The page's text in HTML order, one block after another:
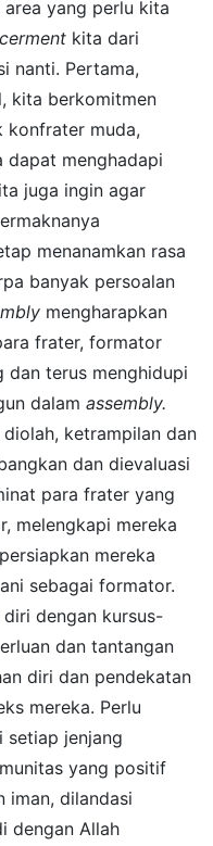
yang perlu kita
kita dari
nanti. Pertama,
kita berkomitmen
konfrater muda,
dapat menghadapi
juga ingin agar
menanamkan rasa
banyak persoalan
mengharapkan
frater, formator
dan terus menghidupi
dalam assembly.
ketrampilan dan
dan dievaluasi
para frater yang
melengkapi mereka
mereka
sebagai formator.
dengan kursus-
dan tantangan
diri dan pendekatan
mereka. Perlu
jenjang
yang positif
iman, dilandasi
dengan Allah